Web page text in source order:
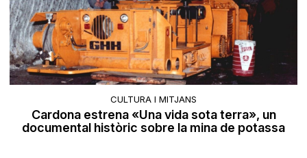
CULTURA I MITJANS
Cardona estrena «Una vida sota terra», un
documental històric sobre la mina de potassa